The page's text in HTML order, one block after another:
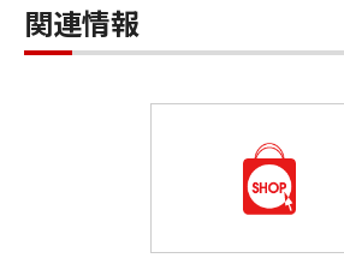
関連情報